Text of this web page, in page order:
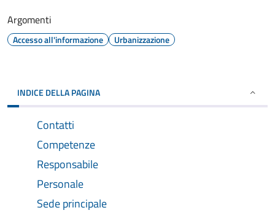
Argomenti
Accesso all'informazione Urbanizzazione
INDICE DELLA PAGINA
Contatti
Competenze
Responsabile
Personale
Sede principale